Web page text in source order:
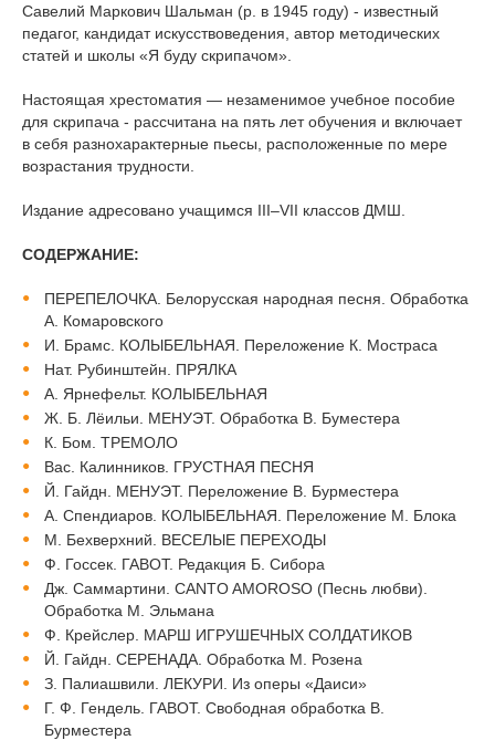
Савелий Маркович Шальман (р. в 1945 году) - известный
педагог, кандидат искусствоведения, автор методических
статей и школы «Я буду скрипачом».
Настоящая хрестоматия — незаменимое учебное пособие
для скрипача - рассчитана на пять лет обучения и включает
в себя разнохарактерные пьесы, расположенные по мере
возрастания трудности.
Издание адресовано учащимся III–VII классов ДМШ.
СОДЕРЖАНИЕ:
ПЕРЕПЕЛОЧКА. Белорусская народная песня. Обработка
А. Комаровского
И. Брамс. КОЛЫБЕЛЬНАЯ. Переложение К. Мостраса
Нат. Рубинштейн. ПРЯЛКА
А. Ярнефельт. КОЛЫБЕЛЬНАЯ
Ж. Б. Лёильи. МЕНУЭТ. Обработка В. Буместера
К. Бом. ТРЕМОЛО
Вас. Калинников. ГРУСТНАЯ ПЕСНЯ
Й. Гайдн. МЕНУЭТ. Переложение В. Бурместера
А. Спендиаров. КОЛЫБЕЛЬНАЯ. Переложение М. Блока
М. Бехверхний. ВЕСЕЛЫЕ ПЕРЕХОДЫ
Ф. Госсек. ГАВОТ. Редакция Б. Сибора
Дж. Саммартини. CANTO AMOROSO (Песнь любви).
Обработка М. Эльмана
Ф. Крейслер. МАРШ ИГРУШЕЧНЫХ СОЛДАТИКОВ
Й. Гайдн. СЕРЕНАДА. Обработка М. Розена
З. Палиашвили. ЛЕКУРИ. Из оперы «Даиси»
Г. Ф. Гендель. ГАВОТ. Свободная обработка В.
Бурместера